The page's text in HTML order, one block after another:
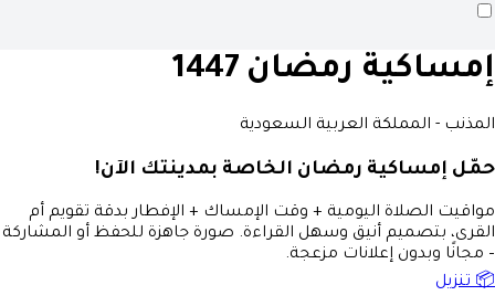
إمساكية رمضان 1447
المذنب - المملكة العربية السعودية
حمّل إمساكية رمضان الخاصة بمدينتك الآن!
مواقيت الصلاة اليومية + وقت الإمساك + الإفطار بدقة تقويم أم
القرى، بتصميم أنيق وسهل القراءة. صورة جاهزة للحفظ أو المشاركة
– مجانًا وبدون إعلانات مزعجة.
📦 تنزيل